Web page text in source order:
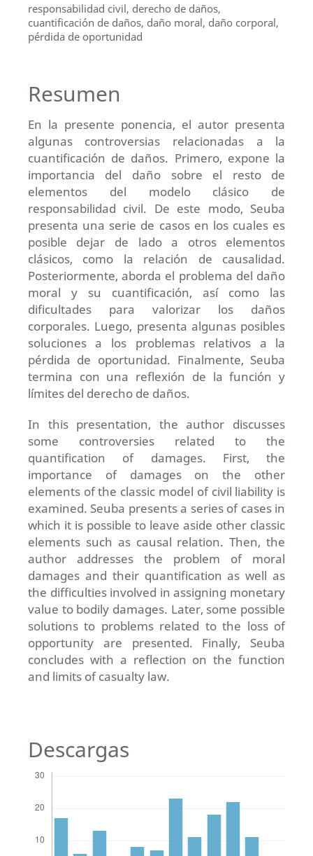
responsabilidad civil, derecho de daños,
cuantificación de daños, daño moral, daño corporal,
pérdida de oportunidad
Resumen
En la presente ponencia, el autor presenta
algunas controversias relacionadas a la
cuantificación de daños. Primero, expone la
importancia del daño sobre el resto de
elementos del modelo clásico de
responsabilidad civil. De este modo, Seuba
presenta una serie de casos en los cuales es
posible dejar de lado a otros elementos
clásicos, como la relación de causalidad.
Posteriormente, aborda el problema del daño
moral y su cuantificación, así como las
dificultades para valorizar los daños
corporales. Luego, presenta algunas posibles
soluciones a los problemas relativos a la
pérdida de oportunidad. Finalmente, Seuba
termina con una reflexión de la función y
límites del derecho de daños.
In this presentation, the author discusses
some controversies related to the
quantification of damages. First, the
importance of damages on the other
elements of the classic model of civil liability is
examined. Seuba presents a series of cases in
which it is possible to leave aside other classic
elements such as causal relation. Then, the
author addresses the problem of moral
damages and their quantification as well as
the difficulties involved in assigning monetary
value to bodily damages. Later, some possible
solutions to problems related to the loss of
opportunity are presented. Finally, Seuba
concludes with a reflection on the function
and limits of casualty law.
Descargas